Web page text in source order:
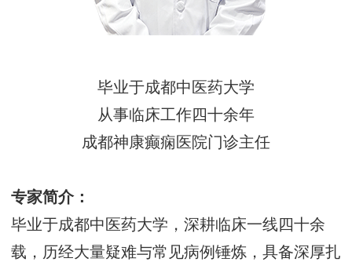
毕业于成都中医药大学
从事临床工作四十余年
成都神康癫痫医院门诊主任
专家简介：
毕业于成都中医药大学，深耕临床一线四十余
载，历经大量疑难与常见病例锤炼，具备深厚扎